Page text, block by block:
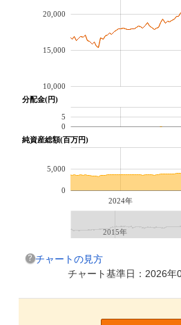
10,000
15,000
20,000
分配金(円)
0
5
純資産総額(百万円)
2024年
0
5,000
2015年
チャートの見方
チャート基準日：2026年